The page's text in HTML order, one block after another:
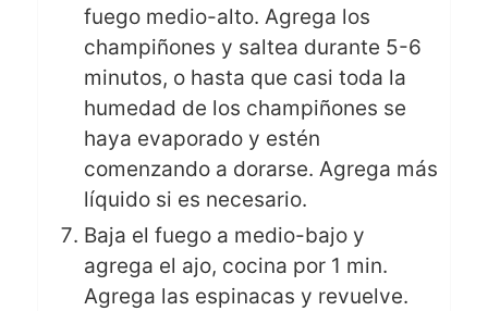
fuego medio-alto. Agrega los
champiñones y saltea durante 5-6
minutos, o hasta que casi toda la
humedad de los champiñones se
haya evaporado y estén
comenzando a dorarse. Agrega más
líquido si es necesario.
Baja el fuego a medio-bajo y
agrega el ajo, cocina por 1 min.
Agrega las espinacas y revuelve.